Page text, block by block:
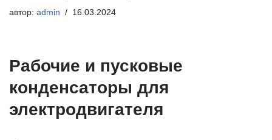
автор: admin 16.03.2024
Рабочие и пусковые
конденсаторы для
электродвигателя